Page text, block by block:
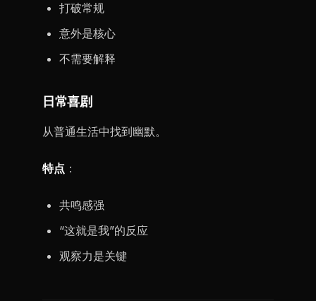
打破常规
意外是核心
不需要解释
日常喜剧
从普通生活中找到幽默。
特点 ：
共鸣感强
“这就是我”的反应
观察力是关键